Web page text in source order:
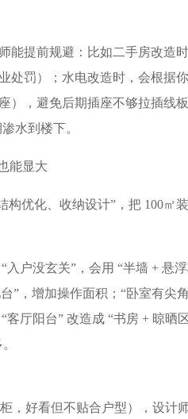
能提前规避：比如二手房改造
处罚）；水电改造时，会根据
），避免后期插座不够拉插线
水到楼下。​
能显大​
构优化、收纳设计”，把 100㎡
户没玄关”，会用 “半墙 + 悬
”，增加操作面积；“卧室有尖
厅阳台” 改造成 “书房 + 晾晒
，好看但不贴合户型），设计